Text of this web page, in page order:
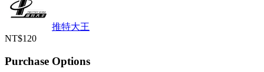
推特大王
NT$120
Purchase Options